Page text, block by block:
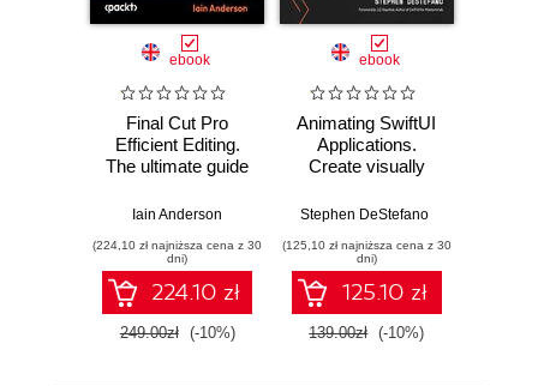
ebook
Final Cut Pro
Efficient Editing.
The ultimate guide
FCP 12 for faster,
- Second Edition
Iain Anderson
(224,10 zł najniższa cena z 30
dni)
224.10 zł
249.00zł (-10%)
ebook
Animating SwiftUI
Applications.
Create visually
engaging
with SwiftUI
Stephen DeStefano
(125,10 zł najniższa cena z 30
dni)
125.10 zł
139.00zł (-10%)